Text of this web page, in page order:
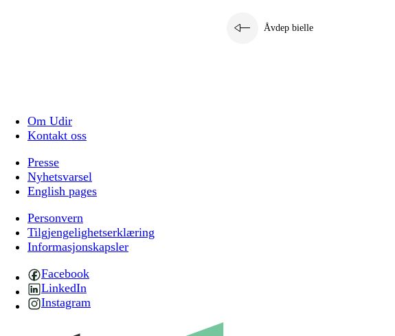
Åvdep bielle
Om Udir
Kontakt oss
Presse
Nyhetsvarsel
English pages
Personvern
Tilgjengelighetserklæring
Informasjonskapsler
Facebook
LinkedIn
Instagram